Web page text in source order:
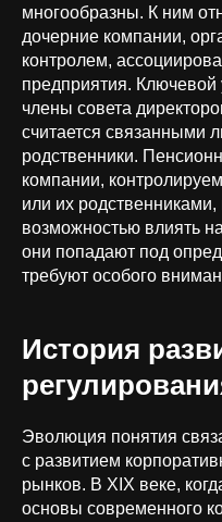
многообразны. К ним
дочерние компании,
контролем,
предприятия.
члены совета
считается связанными
родственники.
компании,
или их
возможностью влиять
они попадают под
требуют особого
История
Эволюция понятия
с развитием
рынков. В XIX веке,
основы современного